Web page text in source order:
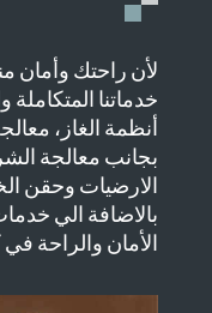
لأن راحتك وأمان
خدماتنا
أنظمة الغاز،
بجانب معالجة
الارضيات وحقن
بالاضافة الي
الأمان والراحة